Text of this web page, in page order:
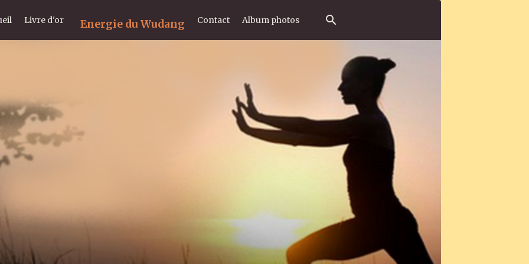
Livre d'or Energie du Wudang Contact Album photos